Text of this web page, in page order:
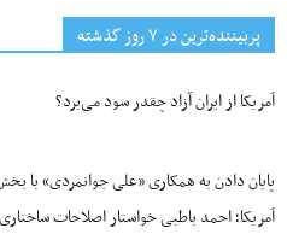
پربیننده‌ترین‌ در ۷ روز گذشته
آمریکا از ایران آزاد چقدر سود می‌برد؟
پایان دادن به همکاری «علی جوانمردی» با
آمریکا؛ احمد باطبی خواستار اصلاحات